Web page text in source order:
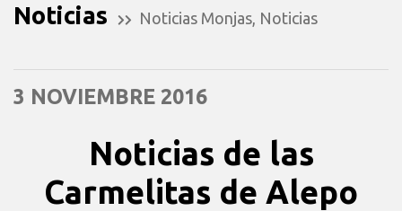
Noticias Noticias Monjas Noticias
3 NOVIEMBRE 2016
Noticias de las
Carmelitas de Alepo